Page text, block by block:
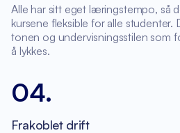
Alle har sitt eget læringstempo, så
kursene fleksible for alle
tonen og undervisningsstilen som
å lykkes.
04.
Frakoblet drift